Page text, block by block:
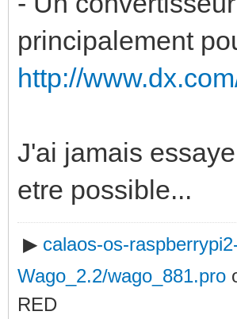
principalement
http://
J'ai jamais
etre possible...
▶ calaos-os-
Wago_2.2/wago_881.pro
RED